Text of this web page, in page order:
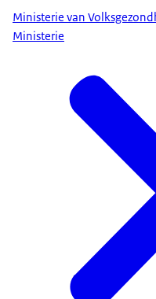
Ministerie van
Ministerie